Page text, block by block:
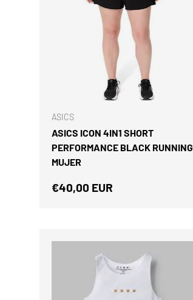
ASICS
ASICS ICON 4IN1 SHORT
PERFORMANCE BLACK RUNNING
MUJER
Precio normal
€40,00 EUR